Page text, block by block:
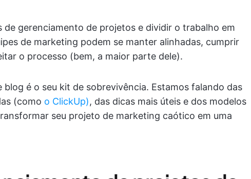
de gerenciamento de projetos e dividir o trabalho em
de marketing podem se manter alinhadas, cumprir
o processo (bem, a maior parte dele).
blog é o seu kit de sobrevivência. Estamos falando das
(como o ClickUp), das dicas mais úteis e dos modelos
seu projeto de marketing caótico em uma